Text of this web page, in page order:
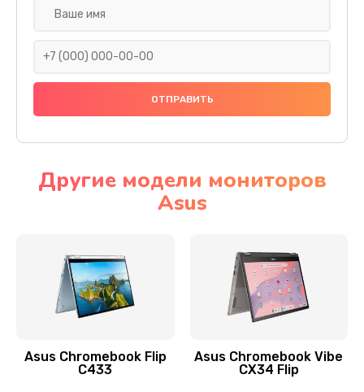
Сбор/Разбор
Чистка динамика и микрофонов (с разбором)
Замена кнопки Home (домой)
Заказать
Другие модели мониторов
Asus
Asus Chromebook Flip
C433
Asus Chromebook Vibe
CX34 Flip